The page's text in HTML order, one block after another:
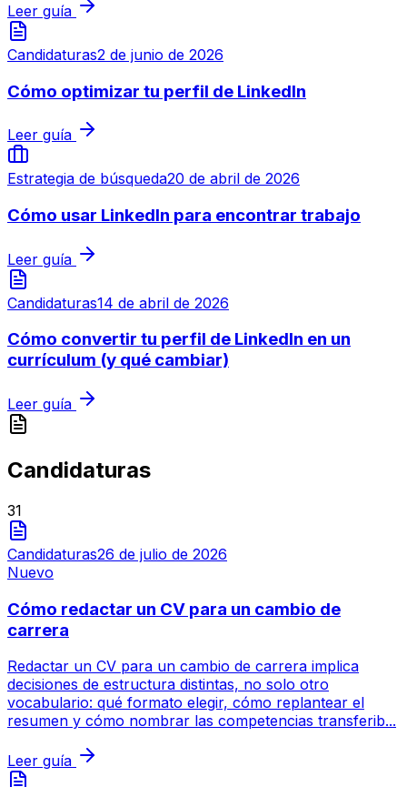
Leer guía
Candidaturas2 de junio de 2026
Cómo optimizar tu perfil de LinkedIn
Leer guía
Estrategia de búsqueda20 de abril de 2026
Cómo usar LinkedIn para encontrar trabajo
Leer guía
Candidaturas14 de abril de 2026
Cómo convertir tu perfil de LinkedIn en un
currículum (y qué cambiar)
Leer guía
Candidaturas
31
Candidaturas26 de julio de 2026
Nuevo
Cómo redactar un CV para un cambio de
carrera
Redactar un CV para un cambio de carrera implica
decisiones de estructura distintas, no solo otro
vocabulario: qué formato elegir, cómo replantear el
resumen y cómo nombrar las competencias transferib...
Leer guía